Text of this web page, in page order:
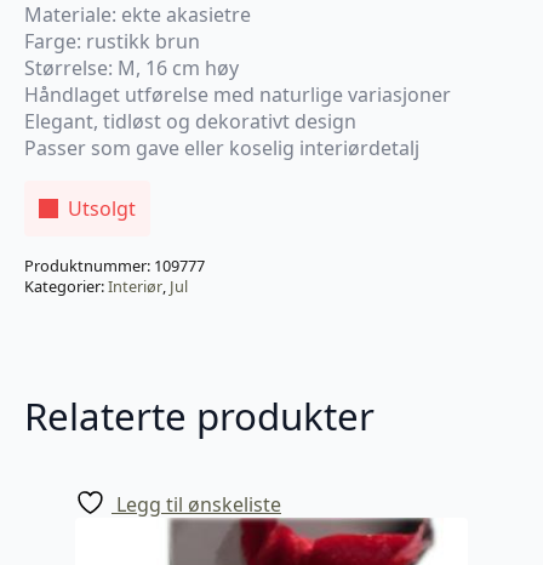
Materiale: ekte akasietre
Farge: rustikk brun
Størrelse: M, 16 cm høy
Håndlaget utførelse med naturlige variasjoner
Elegant, tidløst og dekorativt design
Passer som gave eller koselig interiørdetalj
Utsolgt
Produktnummer: 109777
Kategorier:Interiør, Jul
Relaterte produkter
Legg til ønskeliste